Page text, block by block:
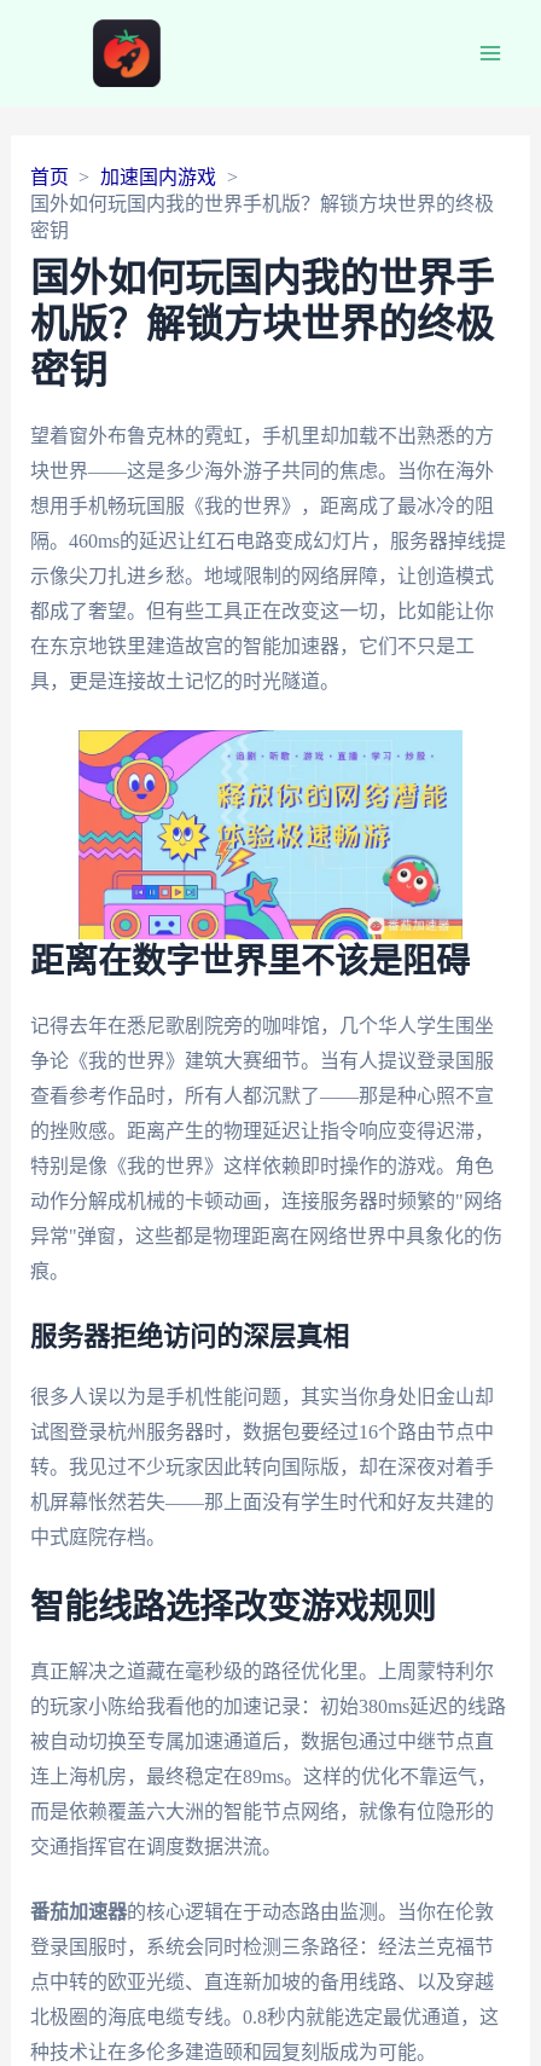
首页
加速国内游戏
国外如何玩国内我的世界手机版？解锁方块世界的终极
密钥
国外如何玩国内我的世界手
机版？解锁方块世界的终极
密钥
望着窗外布鲁克林的霓虹，手机里却加载不出熟悉的方
块世界——这是多少海外游子共同的焦虑。当你在海外
想用手机畅玩国服《我的世界》，距离成了最冰冷的阻
隔。460ms的延迟让红石电路变成幻灯片，服务器掉线提
示像尖刀扎进乡愁。地域限制的网络屏障，让创造模式
都成了奢望。但有些工具正在改变这一切，比如能让你
在东京地铁里建造故宫的智能加速器，它们不只是工
具，更是连接故土记忆的时光隧道。
距离在数字世界里不该是阻碍
记得去年在悉尼歌剧院旁的咖啡馆，几个华人学生围坐
争论《我的世界》建筑大赛细节。当有人提议登录国服
查看参考作品时，所有人都沉默了——那是种心照不宣
的挫败感。距离产生的物理延迟让指令响应变得迟滞，
特别是像《我的世界》这样依赖即时操作的游戏。角色
动作分解成机械的卡顿动画，连接服务器时频繁的"网络
异常"弹窗，这些都是物理距离在网络世界中具象化的伤
痕。
服务器拒绝访问的深层真相
很多人误以为是手机性能问题，其实当你身处旧金山却
试图登录杭州服务器时，数据包要经过16个路由节点中
转。我见过不少玩家因此转向国际版，却在深夜对着手
机屏幕怅然若失——那上面没有学生时代和好友共建的
中式庭院存档。
智能线路选择改变游戏规则
真正解决之道藏在毫秒级的路径优化里。上周蒙特利尔
的玩家小陈给我看他的加速记录：初始380ms延迟的线路
被自动切换至专属加速通道后，数据包通过中继节点直
连上海机房，最终稳定在89ms。这样的优化不靠运气，
而是依赖覆盖六大洲的智能节点网络，就像有位隐形的
交通指挥官在调度数据洪流。
番茄加速器的核心逻辑在于动态路由监测。当你在伦敦
登录国服时，系统会同时检测三条路径：经法兰克福节
点中转的欧亚光缆、直连新加坡的备用线路、以及穿越
北极圈的海底电缆专线。0.8秒内就能选定最优通道，这
种技术让在多伦多建造颐和园复刻版成为可能。